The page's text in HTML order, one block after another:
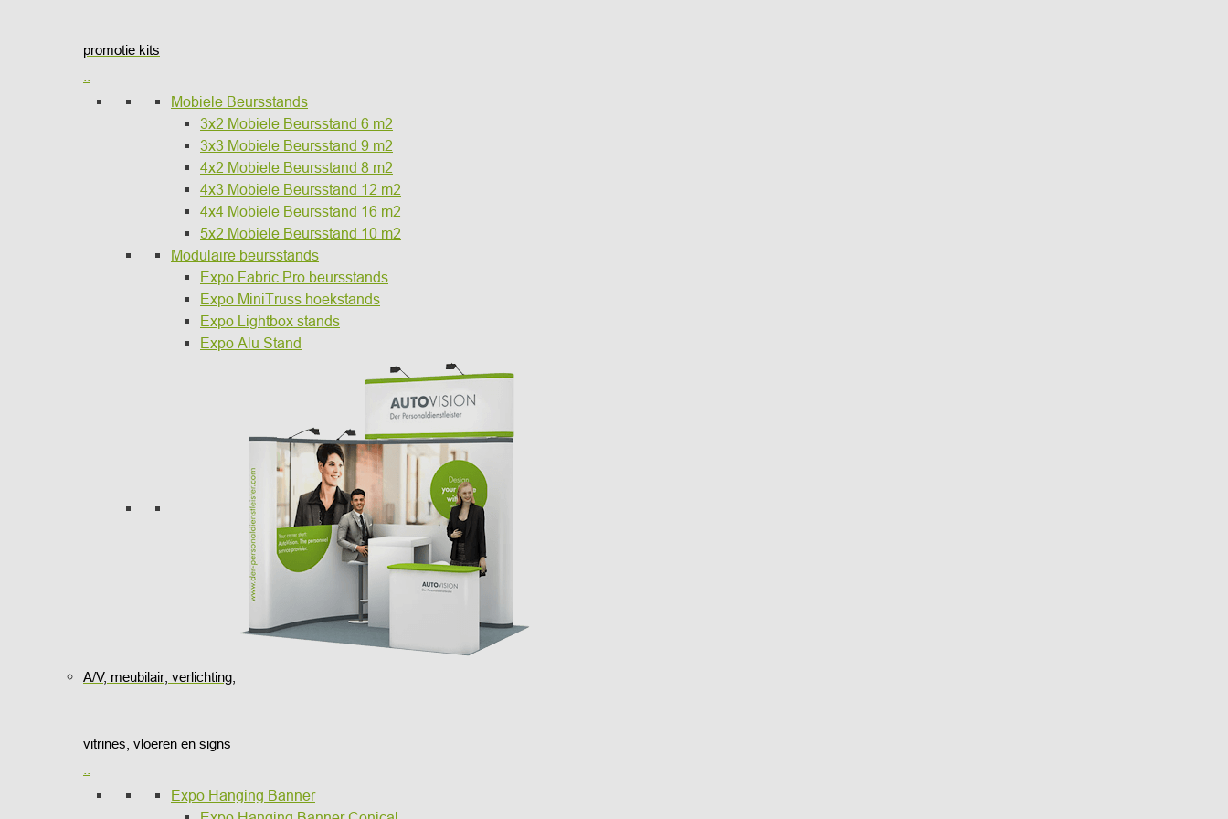
promotie kits
Mobiele Beursstands
3x2 Mobiele Beursstand 6 m2
3x3 Mobiele Beursstand 9 m2
4x2 Mobiele Beursstand 8 m2
4x3 Mobiele Beursstand 12 m2
4x4 Mobiele Beursstand 16 m2
5x2 Mobiele Beursstand 10 m2
Modulaire beursstands
Expo Fabric Pro beursstands
Expo MiniTruss hoekstands
Expo Lightbox stands
Expo Alu Stand
A/V, meubilair, verlichting,
vitrines, vloeren en signs
Expo Hanging Banner